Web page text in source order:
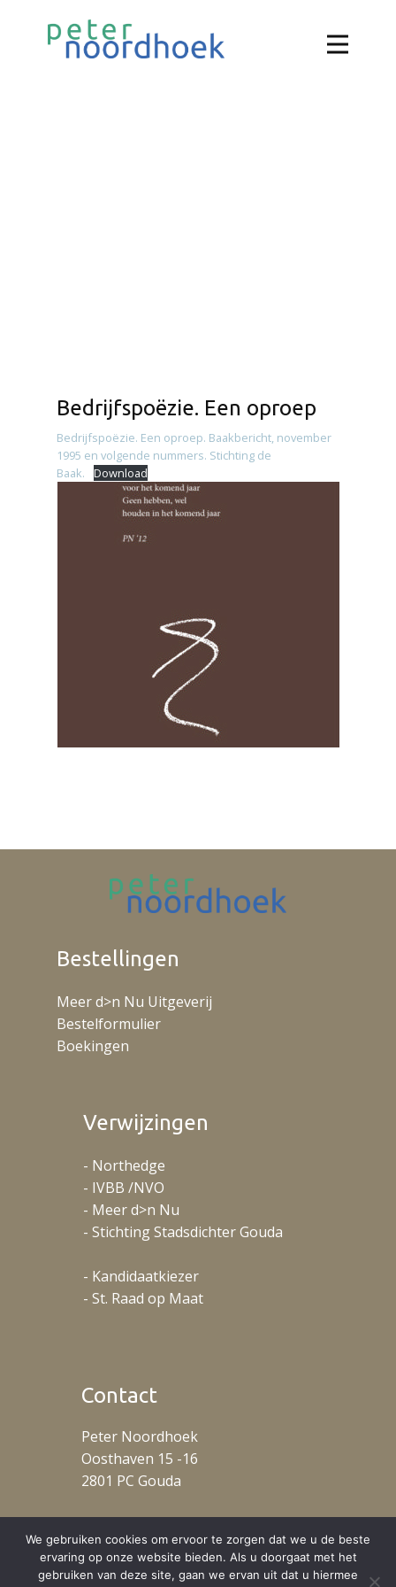
Bedrijfspoëzie. Een oproep
Bedrijfspoëzie. Een oproep. Baakbericht, november
1995 en volgende nummers. Stichting de
Baak.
Download
Bestellingen
Meer d>n Nu Uitgeverij
Bestelformulier
Boekingen
Verwijzingen
- Northedge
- IVBB /NVO
- Meer d>n Nu
- Stichting Stadsdichter Gouda
- Kandidaatkiezer
- St. Raad op Maat
Contact
Peter Noordhoek
Oosthaven 15 -16
2801 PC Gouda
We gebruiken cookies om ervoor te zorgen dat we u de beste
ervaring op onze website bieden. Als u doorgaat met het
gebruiken van deze site, gaan we ervan uit dat u hiermee